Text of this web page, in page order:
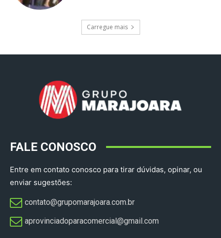
Carregue mais
FALE CONOSCO
Entre em contato conosco para tirar dúvidas, opinar, ou
enviar sugestões:
contato@grupomarajoara.com.br
aprovinciadoparacomercial@gmail.com​